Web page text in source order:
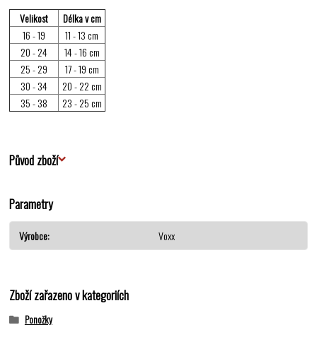
Velikost
Délka v cm
16 - 19
11 - 13 cm
20 - 24
14 - 16 cm
25 - 29
17 - 19 cm
30 - 34
20 - 22 cm
35 - 38
23 - 25 cm
Původ zboží
Parametry
Výrobce Voxx
Zboží zařazeno v kategoriích
Ponožky